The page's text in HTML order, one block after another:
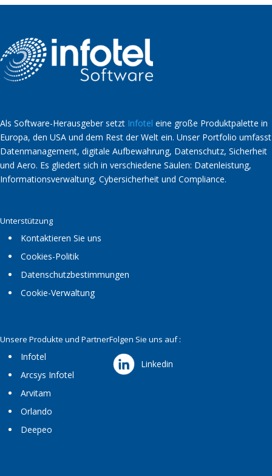
Als Software-Herausgeber setzt Infotel eine große Produktpalette in
Europa, den USA und dem Rest der Welt ein. Unser Portfolio umfasst
Datenmanagement, digitale Aufbewahrung, Datenschutz, Sicherheit
und Aero. Es gliedert sich in verschiedene Säulen: Datenleistung,
Informationsverwaltung, Cybersicherheit und Compliance.
Unterstützung
Kontaktieren Sie uns
Cookies-Politik
Datenschutzbestimmungen
Cookie-Verwaltung
Unsere Produkte und Partner
Infotel
Arcsys Infotel
Arvitam
Orlando
Deepeo
Folgen Sie uns auf :
Linkedin